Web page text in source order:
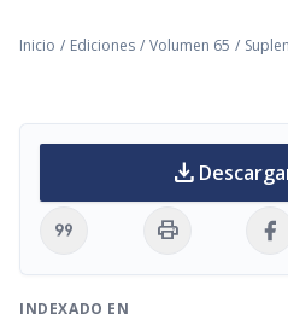
Inicio / Ediciones / Volumen 65 /
download
format_quote print
INDEXADO EN